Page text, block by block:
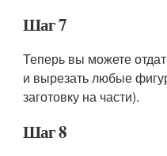
Шаг 7
Теперь вы можете
и вырезать любые
заготовку на части).
Шаг 8